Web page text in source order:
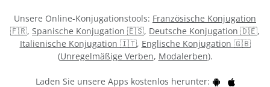
Unsere Online-Konjugationstools: Französische Konjugation
🇫🇷, Spanische Konjugation 🇪🇸, Deutsche Konjugation 🇩🇪,
Italienische Konjugation 🇮🇹, Englische Konjugation 🇬🇧
(Unregelmäßige Verben, Modalerben).
Laden Sie unsere Apps kostenlos herunter: